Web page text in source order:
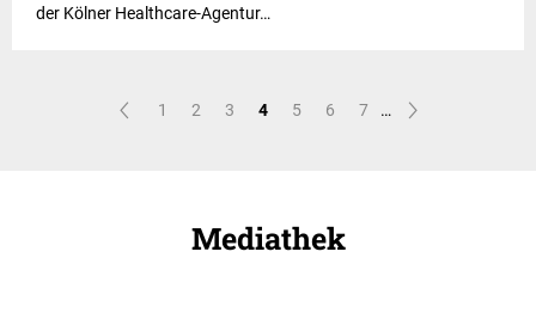
der Kölner Healthcare-Agentur…
1 2 3 4 5 6 7 …
Mediathek